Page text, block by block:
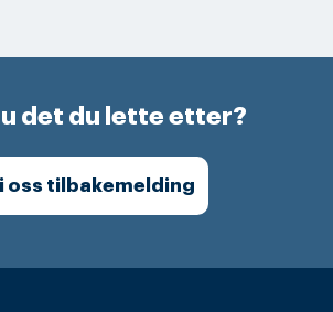
det du lette etter?
oss tilbakemelding